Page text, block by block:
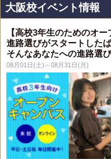
大阪校イベント情報
【高校3年生のためのオー
進路選びがスタートした
そんなあなたへの進路選
08月01日(土)～08月31日(月)